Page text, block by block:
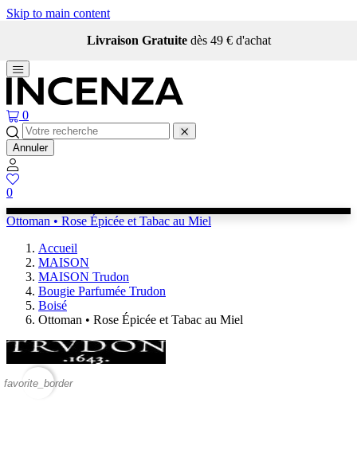
Skip to main content
Livraison Gratuite dès 49 € d'achat
0
Annuler
0
Ottoman • Rose Épicée et Tabac au Miel
Accueil
MAISON
MAISON Trudon
Bougie Parfumée Trudon
Boisé
Ottoman • Rose Épicée et Tabac au Miel
favorite_border